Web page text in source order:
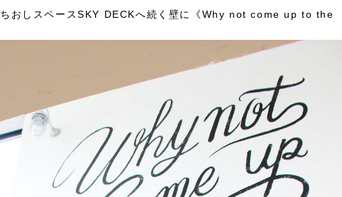
おしスペースSKY DECKへ続く壁に《Why not come up to the